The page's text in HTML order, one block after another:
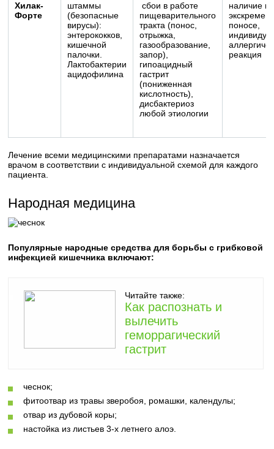
Хилак-
Форте
штаммы
(безопасные
вирусы):
энтерококков,
кишечной
палочки.
Лактобактерии
ацидофилина
сбои в работе
пищеварительного
тракта (понос,
отрыжка,
газообразование,
запор),
гипоацидный
гастрит
(пониженная
кислотность),
дисбактериоз
любой этиологии
наличие
поносе,
реакция
Лечение всеми медицинскими препаратами назначается
врачом в соответствии с индивидуальной схемой для каждого
пациента.
Народная медицина
Популярные народные средства для борьбы с грибковой
инфекцией кишечника включают:
Читайте также:
Как распознать и
вылечить
геморрагический
гастрит
чеснок;
фитоотвар из травы зверобоя, ромашки, календулы;
отвар из дубовой коры;
настойка из листьев 3-х летнего алоэ.